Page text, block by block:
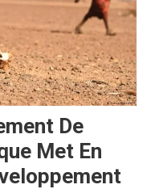
De
Met En